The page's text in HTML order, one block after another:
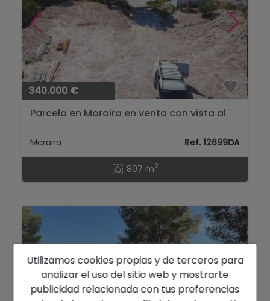
340.000 €
Parcela en Moraira en venta con vista al
Moraira Ref. 12699DA
807 m2
Utilizamos cookies propias y de terceros para
analizar el uso del sitio web y mostrarte
publicidad relacionada con tus preferencias